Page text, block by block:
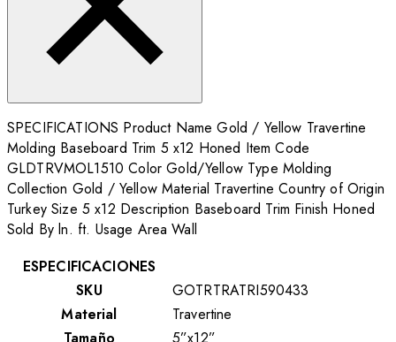
SPECIFICATIONS Product Name Gold / Yellow Travertine
Molding Baseboard Trim 5 x12 Honed Item Code
GLDTRVMOL1510 Color Gold/Yellow Type Molding
Collection Gold / Yellow Material Travertine Country of Origin
Turkey Size 5 x12 Description Baseboard Trim Finish Honed
Sold By ln. ft. Usage Area Wall
ESPECIFICACIONES
SKU
GOTRTRATRI590433
Material
Travertine